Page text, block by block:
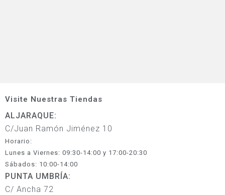
Visite Nuestras Tiendas
ALJARAQUE:
C/Juan Ramón Jiménez 10
Horario:
Lunes a Viernes: 09:30-14:00 y 17:00-20:30
Sábados: 10:00-14:00
PUNTA UMBRÍA:
C/ Ancha 72